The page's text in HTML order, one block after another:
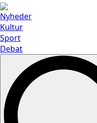
Nyheder
Kultur
Sport
Debat